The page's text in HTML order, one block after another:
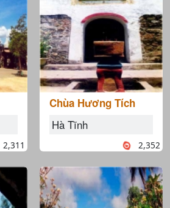
2,311
Chùa Hương Tích
Hà Tĩnh
2,352